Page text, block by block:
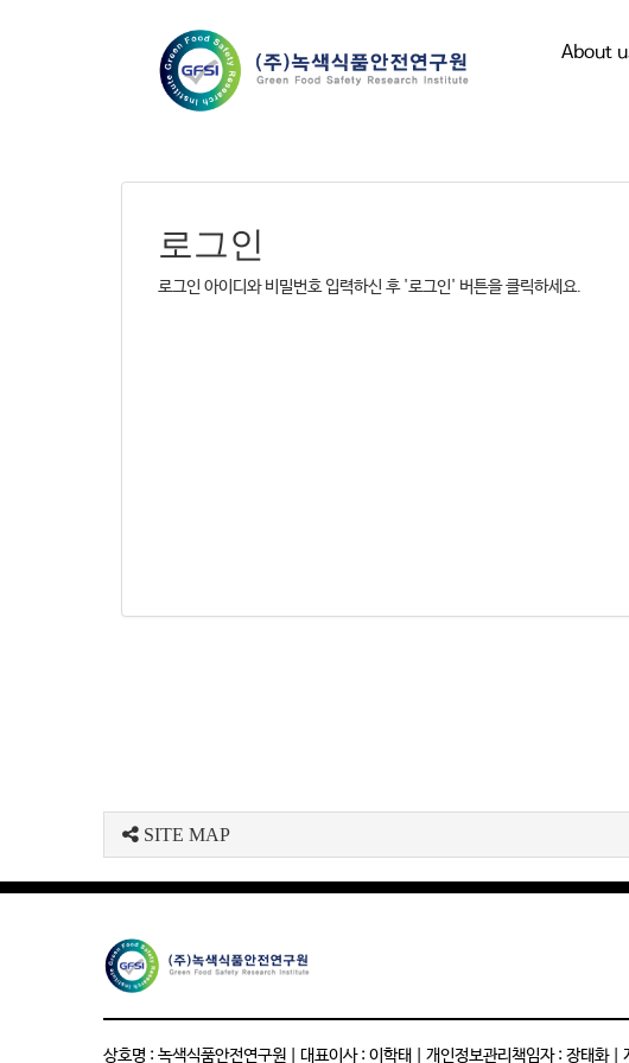
About
로그인
로그인 아이디와 비밀번호 입력하신 후 '로그인' 버튼을 클릭하세요.
SITE MAP
상호명 : 녹색식품안전연구원 | 대표이사 : 이학태 | 개인정보관리책임자 : 장태